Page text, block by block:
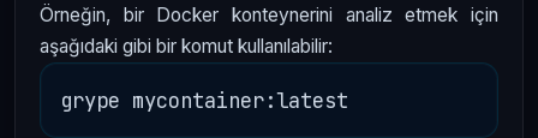
Örneğin, bir Docker konteynerini analiz etmek için
aşağıdaki gibi bir komut kullanılabilir: